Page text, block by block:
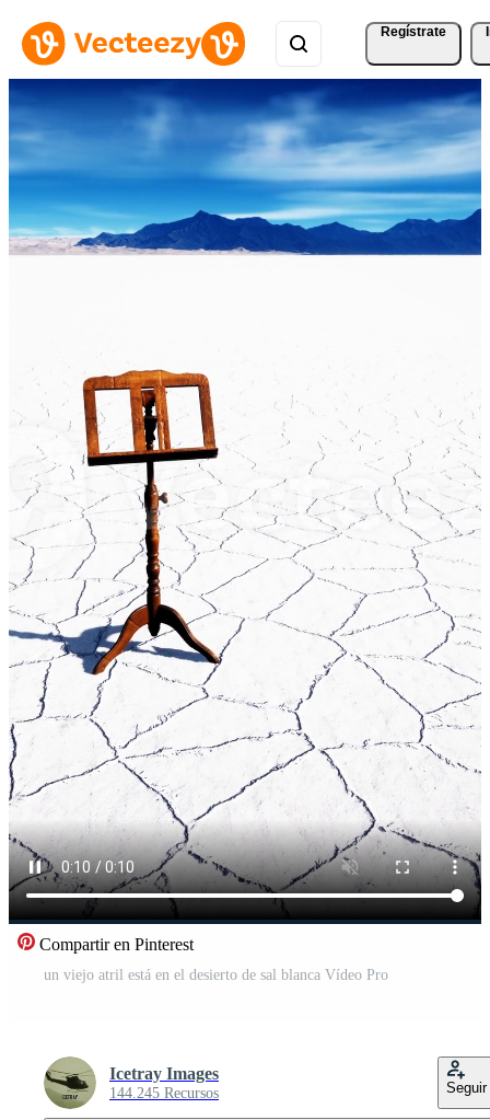
Regístrate
Compartir en Pinterest
un viejo atril está en el desierto de sal blanca Vídeo Pro
Icetray Images
144.245 Recursos Seguir